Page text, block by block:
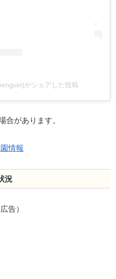
がシェアした投稿
合があります。
情報
況
広告）